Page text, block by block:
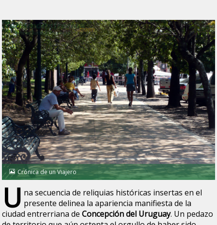
Crónica de un Viajero
U na secuencia de reliquias históricas insertas en el
presente delinea la apariencia manifiesta de la
ciudad entrerriana deConcepción del Uruguay. Un pedazo